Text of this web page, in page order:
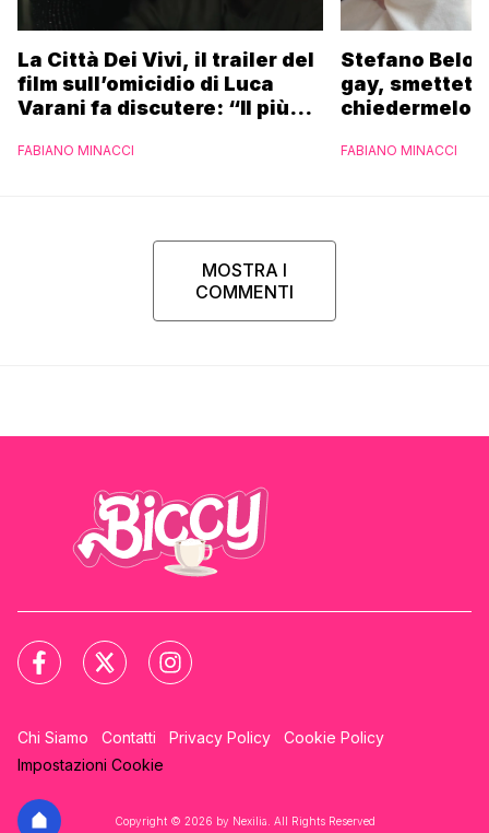
La Città Dei Vivi, il trailer del
film sull’omicidio di Luca
Varani fa discutere: “Il più
FABIANO MINACCI
Stefano
gay, smettete
chiedermelo”
FABIANO MINACCI
MOSTRA I
COMMENTI
Chi Siamo Contatti Privacy Policy
Cookie Policy
Impostazioni Cookie
Copyright © 2026 by Nexilia. All Rights Reserved